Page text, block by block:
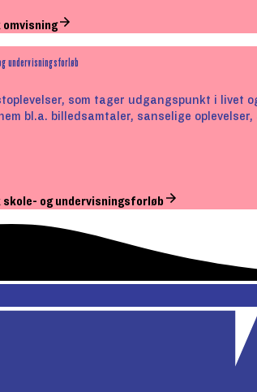
omvisning
undervisningsforløb
som tager udgangspunkt i livet
bl.a. billedsamtaler, sanselige
skole- og undervisningsforløb